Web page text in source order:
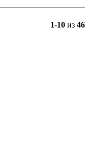
1-10 из 46